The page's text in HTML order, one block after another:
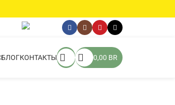
БЛОГКОНТАКТЫ 0,00 BR